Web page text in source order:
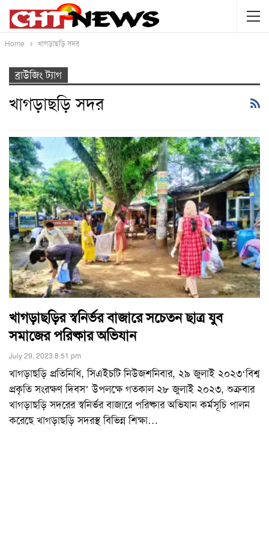
Home খাগড়াছড়ি সদর
ব্রাউজিং ট্যাগ
খাগড়াছড়ি সদর
খাগড়াছড়ির স্বনির্ভর বাজারে সচেতন ছাত্র যুব
সমাজের পরিষ্কার অভিযান
July 29, 2023 8:51 pm
খাগড়াছড়ি প্রতিনিধি, সিএইচটি নিউজশনিবার, ২৯ জুলাই ২০২৩‘বিশ্ব
প্রকৃতি সংরক্ষণ দিবস’ উপলক্ষে গতকাল ২৮ জুলাই ২০২৩, শুক্রবার
খাগড়াছড়ি সদরের স্বনির্ভর বাজারে পরিষ্কার অভিযান কর্মসূচি পালন
করেছে খাগড়াছড়ি সদরস্থ বিভিন্ন শিক্ষা…